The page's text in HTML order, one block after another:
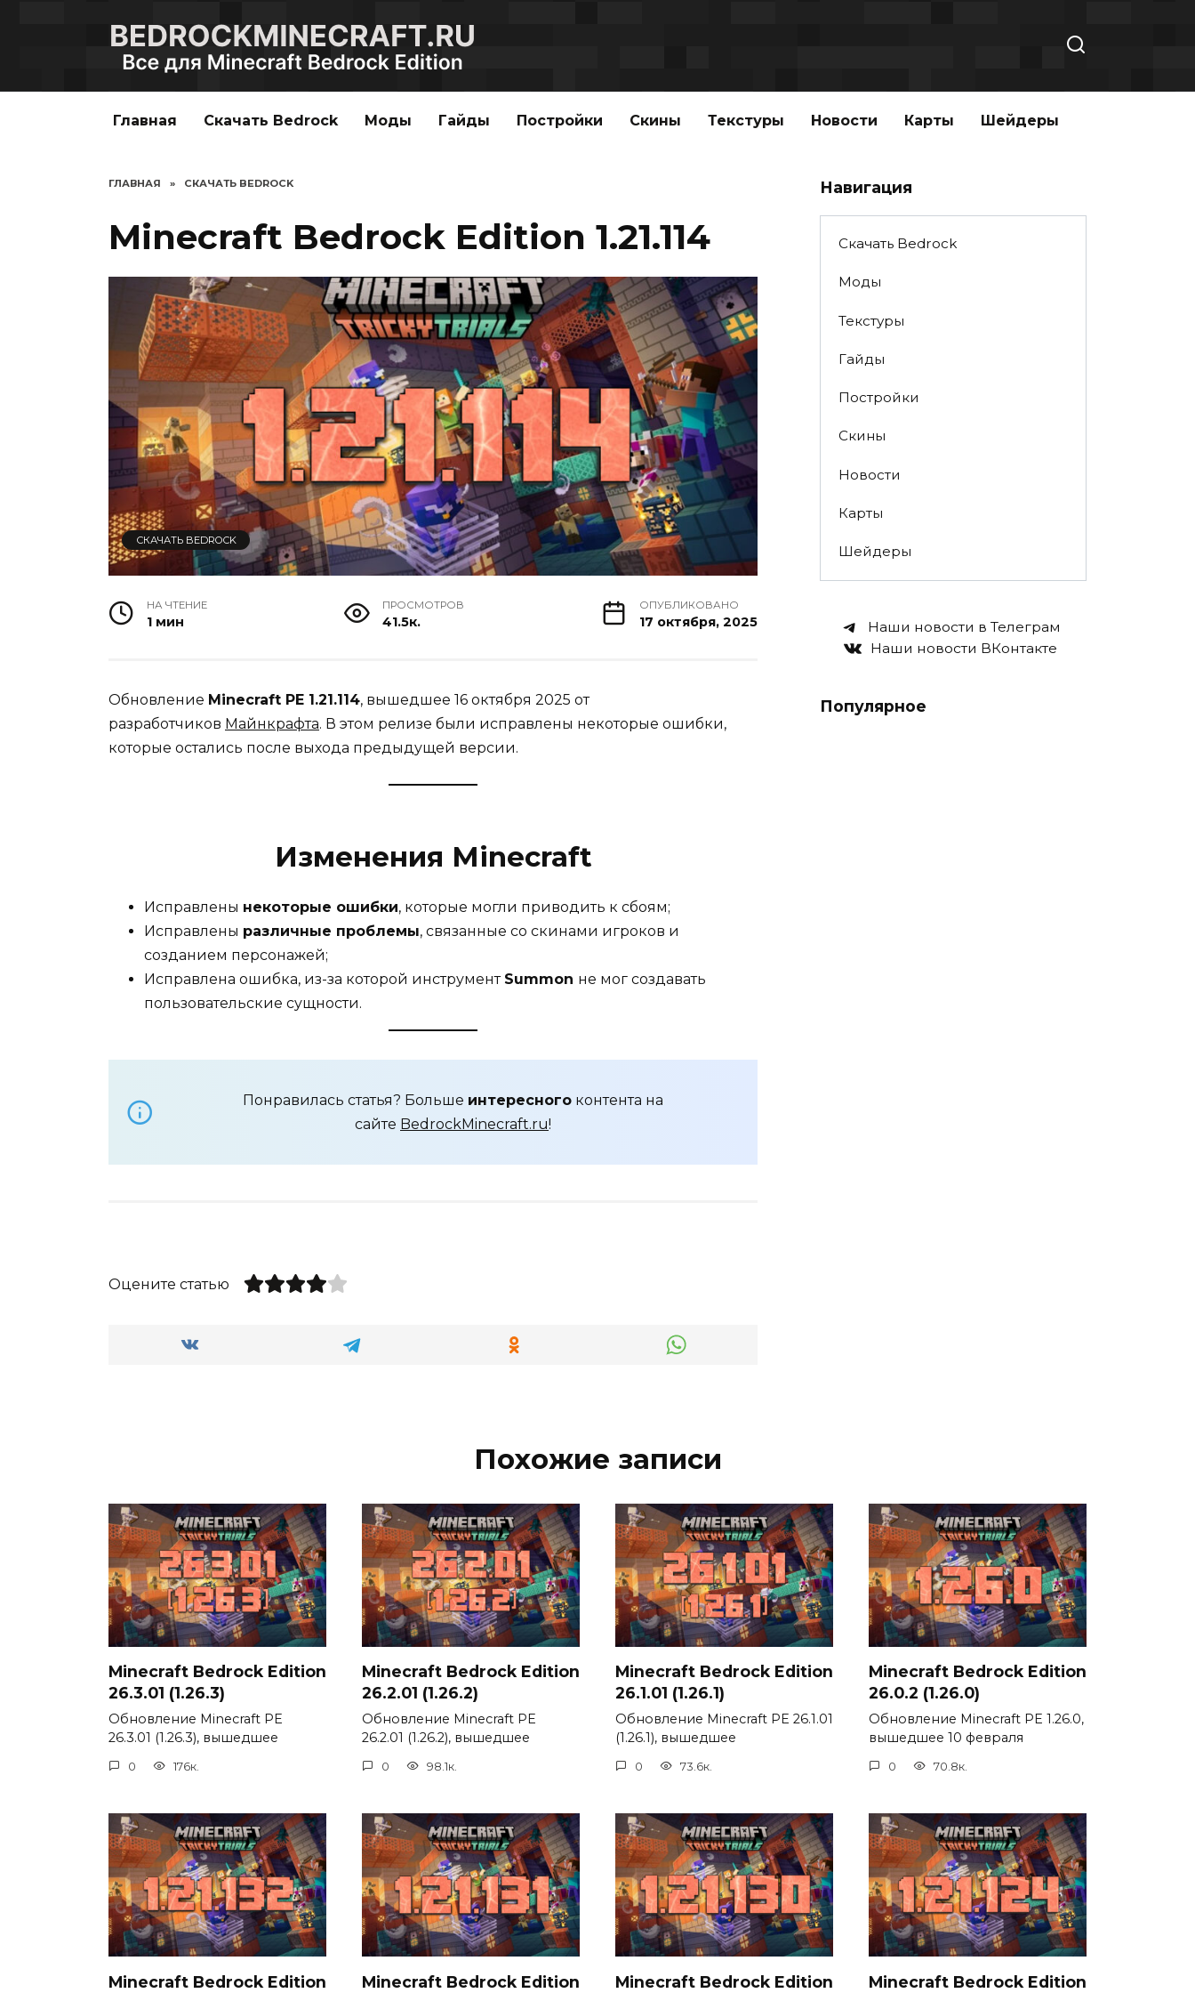
Главная Скачать Bedrock Моды Гайды Постройки Скины Текстуры Новости Карты Шейдеры
ГЛАВНАЯ » СКАЧАТЬ BEDROCK
Minecraft Bedrock Edition 1.21.114
СКАЧАТЬ BEDROCK
НА ЧТЕНИЕ
1 мин
ПРОСМОТРОВ
41.5к.
ОПУБЛИКОВАНО
17 октября, 2025
Обновление Minecraft PE 1.21.114, вышедшее 16 октября 2025 от
разработчиков Майнкрафта. В этом релизе были исправлены некоторые ошибки,
которые остались после выхода предыдущей версии.
Изменения Minecraft
Исправлены некоторые ошибки, которые могли приводить к сбоям;
Исправлены различные проблемы, связанные со скинами игроков и
созданием персонажей;
Исправлена ошибка, из-за которой инструмент Summon не мог создавать
пользовательские сущности.
Понравилась статья? Больше интересного контента на
сайте BedrockMinecraft.ru!
Оцените статью
Навигация
Скачать Bedrock
Моды
Текстуры
Гайды
Постройки
Скины
Новости
Карты
Шейдеры
Наши новости в Телеграм
Наши новости ВКонтакте
Популярное
Похожие записи
Minecraft Bedrock Edition
26.3.01 (1.26.3)
Обновление Minecraft PE
26.3.01 (1.26.3), вышедшее
0 176к.
Minecraft Bedrock Edition
26.2.01 (1.26.2)
Обновление Minecraft PE
26.2.01 (1.26.2), вышедшее
0 98.1к.
Minecraft Bedrock Edition
26.1.01 (1.26.1)
Обновление Minecraft PE 26.1.01
(1.26.1), вышедшее
0 73.6к.
Minecraft Bedrock Edition
26.0.2 (1.26.0)
Обновление Minecraft PE 1.26.0,
вышедшее 10 февраля
0 70.8к.
Minecraft Bedrock Edition Minecraft Bedrock Edition Minecraft Bedrock Edition Minecraft Bedrock Edition